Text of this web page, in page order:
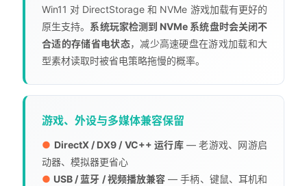
Win11 对 DirectStorage 和 NVMe 游戏加载有更好的
原生支持。 系统玩家检测到 NVMe 系统盘时会关闭不
合适的存储省电状态，减少高速硬盘在游戏加载和大
型素材读取时被省电策略拖慢的概率。
游戏、外设与多媒体兼容保留
● DirectX / DX9 / VC++ 运行库— 老游戏、网游启
动器、模拟器更省心
● USB / 蓝牙 / 视频播放兼容 — 手柄、键鼠、耳机和